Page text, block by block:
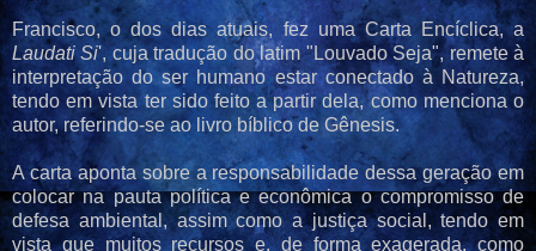
Francisco, o dos dias atuais, fez uma Carta Encíclica, a
Laudati Si', cuja tradução do latim "Louvado Seja", remete à
interpretação do ser humano estar conectado à Natureza,
tendo em vista ter sido feito a partir dela, como menciona o
autor, referindo-se ao livro bíblico de Gênesis.
A carta aponta sobre a responsabilidade dessa geração em
colocar na pauta política e econômica o compromisso de
defesa ambiental, assim como a justiça social, tendo em
vista que muitos recursos e, de forma exagerada, como